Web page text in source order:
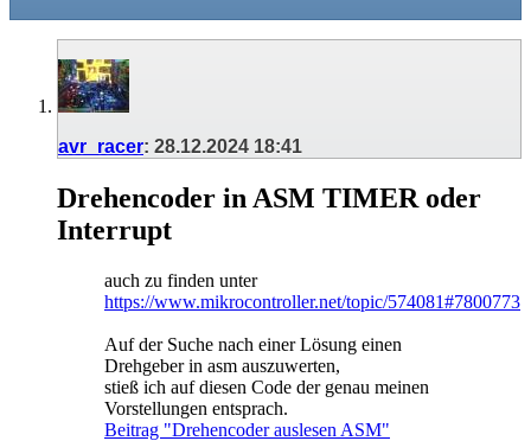
avr_racer: 28.12.2024 18:41
Drehencoder in ASM TIMER oder
Interrupt
auch zu finden unter
https://www.mikrocontroller.net/topic/574081#7800773
Auf der Suche nach einer Lösung einen
Drehgeber in asm auszuwerten,
stieß ich auf diesen Code der genau meinen
Vorstellungen entsprach.
Beitrag "Drehencoder auslesen ASM"